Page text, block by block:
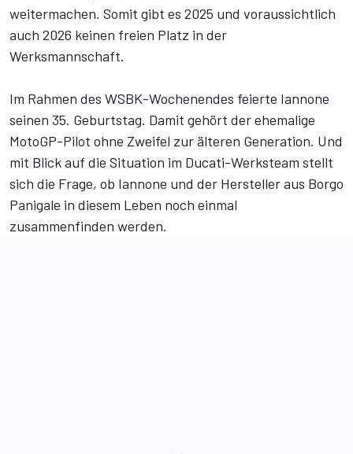
weitermachen. Somit gibt es 2025 und voraussichtlich
auch 2026 keinen freien Platz in der
Werksmannschaft.
Im Rahmen des WSBK-Wochenendes feierte Iannone
seinen 35. Geburtstag. Damit gehört der ehemalige
MotoGP-Pilot ohne Zweifel zur älteren Generation. Und
mit Blick auf die Situation im Ducati-Werksteam stellt
sich die Frage, ob Iannone und der Hersteller aus Borgo
Panigale in diesem Leben noch einmal
zusammenfinden werden.